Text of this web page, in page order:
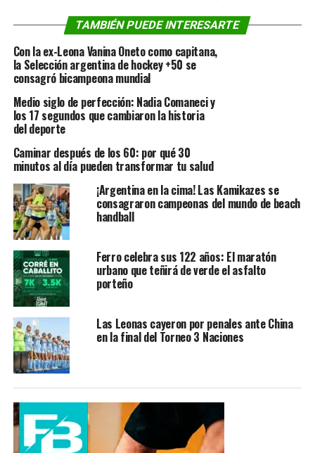
TAMBIÉN PUEDE INTERESARTE
Con la ex-Leona Vanina Oneto como capitana,
la Selección argentina de hockey +50 se
consagró bicampeona mundial
Medio siglo de perfección: Nadia Comaneci y
los 17 segundos que cambiaron la historia
del deporte
Caminar después de los 60: por qué 30
minutos al día pueden transformar tu salud
¡Argentina en la cima! Las Kamikazes se
consagraron campeonas del mundo de beach
handball
Ferro celebra sus 122 años: El maratón
urbano que teñirá de verde el asfalto
porteño
Las Leonas cayeron por penales ante China
en la final del Torneo 3 Naciones